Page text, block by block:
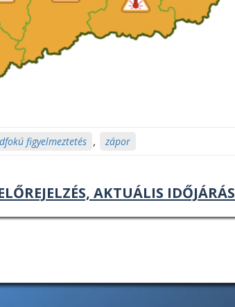
figyelmeztetés , zápor
AKTUÁLIS IDŐJÁRÁS